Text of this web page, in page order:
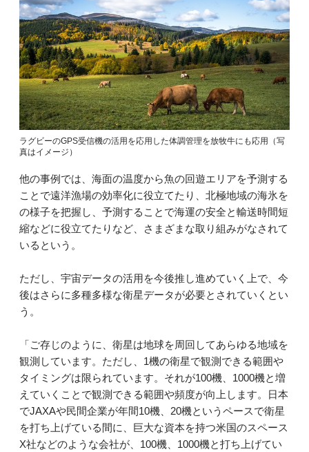
ラグビーのGPS受信機の活用を応用した体調管理を放牧牛にも応用（写
真はイメージ）
他の事例では、海面の温度から魚の回遊エリアを予測する
ことで遠洋漁場の効率化に役立てたり、北極地域の海氷を
の様子を把握し、予測することで海運の安全と輸送時間短
縮などに役立てたりなど、さまざまな取り組みがなされて
いるという。
ただし、宇宙データの活用を今後推し進めていく上で、今
後はさらに多種多様な衛星データが必要とされていくとい
う。
「ご存じのように、衛星は地球を周回してあらゆる地域を
観測しています。ただし、1機の衛星で観測できる範囲や
タイミングは限られています。それが100機、1000機と増
えていくことで観測できる範囲や頻度が向上します。日本
でJAXAや民間企業が年間10機、20機というペースで衛星
を打ち上げている間に、巨大な資本を持つ米国のスペース
X社などのような会社が、100機、1000機と打ち上げてい